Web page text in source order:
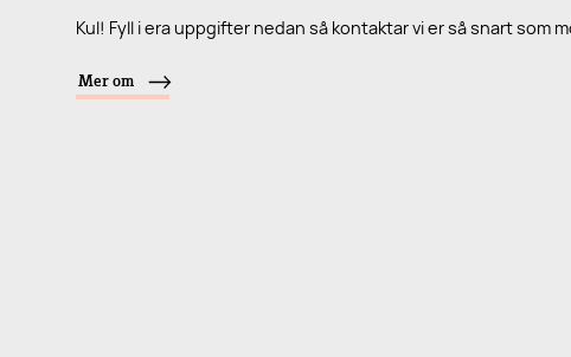
Kul! Fyll i era uppgifter nedan så kontaktar vi er så snart som
Mer om